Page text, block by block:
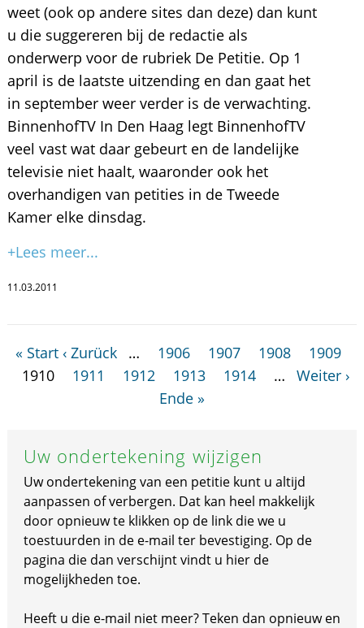
weet (ook op andere sites dan deze) dan kunt
u die suggereren bij de redactie als
onderwerp voor de rubriek De Petitie. Op 1
april is de laatste uitzending en dan gaat het
in september weer verder is de verwachting.
BinnenhofTV In Den Haag legt BinnenhofTV
veel vast wat daar gebeurt en de landelijke
televisie niet haalt, waaronder ook het
overhandigen van petities in de Tweede
Kamer elke dinsdag.
+Lees meer...
11.03.2011
« Start ‹ Zurück … 1906 1907 1908
1909
1910
1911 1912 1913 1914 …
Weiter ›
Ende »
Uw ondertekening wijzigen
Uw ondertekening van een petitie kunt u altijd
aanpassen of verbergen. Dat kan heel makkelijk
door opnieuw te klikken op de link die we u
toestuurden in de e-mail ter bevestiging. Op de
pagina die dan verschijnt vindt u hier de
mogelijkheden toe.
Heeft u die e-mail niet meer? Teken dan opnieuw en